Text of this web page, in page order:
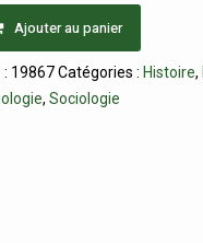
Ajouter au panier
: 19867 Catégories : Histoire,
,Sociologie